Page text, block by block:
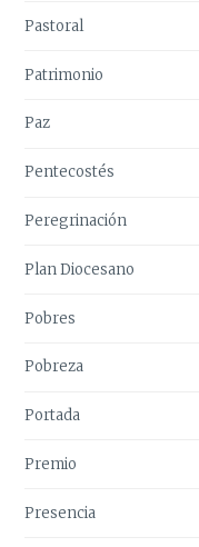
Pastoral
Patrimonio
Paz
Pentecostés
Peregrinación
Plan Diocesano
Pobres
Pobreza
Portada
Premio
Presencia